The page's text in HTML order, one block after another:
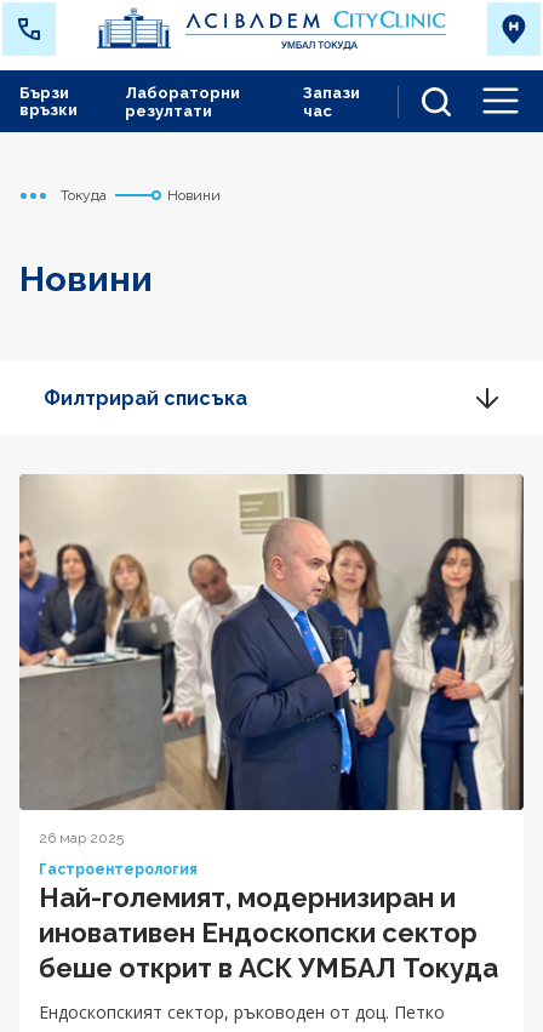
Лабораторни
резултати
Запази
час
Бързи
връзки
Начало
Токуда Новини
Новини
Филтрирай списъка
26 мар 2025
Гастроентерология
Най-големият, модернизиран и
иновативен Ендоскопски сектор
беше открит в АСК УМБАЛ Токуда
Ендоскопският сектор, ръководен от доц. Петко